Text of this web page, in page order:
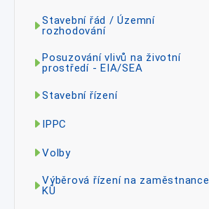
Stavební řád / Územní
rozhodování
Posuzování vlivů na životní
prostředí - EIA/SEA
Stavební řízení
IPPC
Volby
Výběrová řízení na zaměstnance
KÚ